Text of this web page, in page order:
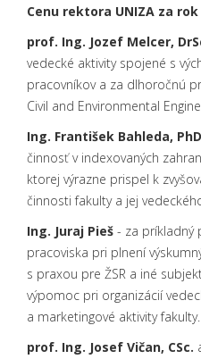
Cenu rektora UNIZA za
prof. Ing. Jozef Melcer,
vedecké aktivity spojené s
pracovníkov a za dlhoročnú
Civil and Environmental
Ing. František Bahleda,
činnosť v indexovaných
ktorej výrazne prispel k
činnosti fakulty a jej
Ing. Juraj Pieš - za príkladný
pracoviska pri plnení
s praxou pre ŽSR a iné
výpomoc pri organizácií
a marketingové aktivity fakulty.
prof. Ing. Josef Vičan, CSc.